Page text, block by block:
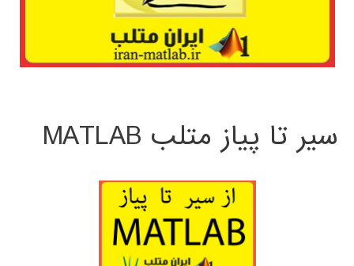
سیر تا پیاز متلب MATLAB